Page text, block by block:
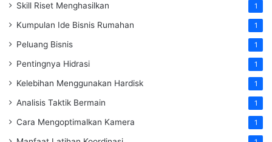
Skill Riset Menghasilkan 1
Kumpulan Ide Bisnis Rumahan 1
Peluang Bisnis 1
Pentingnya Hidrasi 1
Kelebihan Menggunakan Hardisk 1
Analisis Taktik Bermain 1
Cara Mengoptimalkan Kamera 1